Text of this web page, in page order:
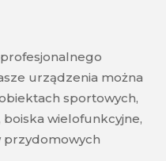
urządzenia można
sportowych,
boiska wielofunkcyjne,
przydomowych